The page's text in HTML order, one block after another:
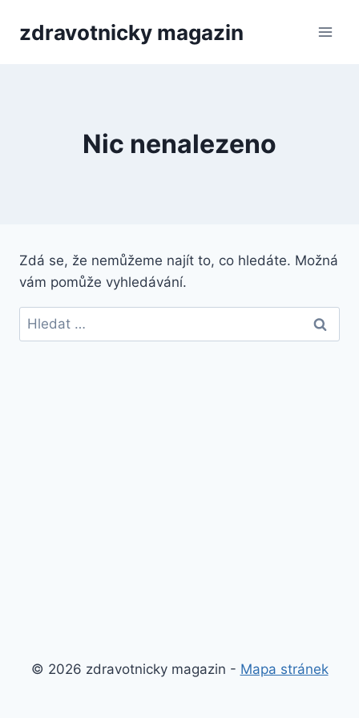
zdravotnicky magazin
Nic nenalezeno
Zdá se, že nemůžeme najít to, co hledáte. Možná
vám pomůže vyhledávání.
Vyhledávání
© 2026 zdravotnicky magazin - Mapa stránek